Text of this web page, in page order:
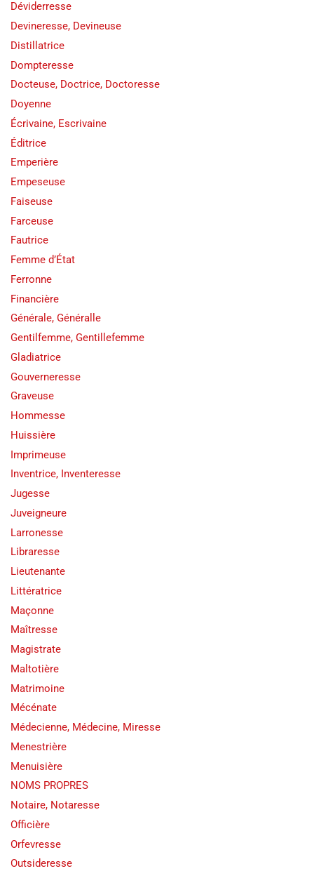
Déviderresse
Devineresse, Devineuse
Distillatrice
Dompteresse
Docteuse, Doctrice, Doctoresse
Doyenne
Écrivaine, Escrivaine
Éditrice
Emperière
Empeseuse
Faiseuse
Farceuse
Fautrice
Femme d’État
Ferronne
Financière
Générale, Généralle
Gentilfemme, Gentillefemme
Gladiatrice
Gouverneresse
Graveuse
Hommesse
Huissière
Imprimeuse
Inventrice, Inventeresse
Jugesse
Juveigneure
Larronesse
Libraresse
Lieutenante
Littératrice
Maçonne
Maîtresse
Magistrate
Maltotière
Matrimoine
Mécénate
Médecienne, Médecine, Miresse
Menestrière
Menuisière
NOMS PROPRES
Notaire, Notaresse
Officière
Orfevresse
Outsideresse